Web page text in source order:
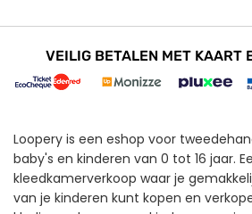
VEILIG BETALEN MET KAART
Loopery is een eshop voor
baby's en kinderen van 0 tot 16 jaar.
kleedkamerverkoop waar je
van je kinderen kunt kopen en